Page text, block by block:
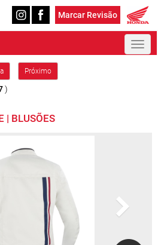
Marcar Revisão
Próximo
)
| BLUSÕES